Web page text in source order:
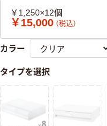
￥1,250×12個
￥15,000 （税込）
カラー
タイプを選択